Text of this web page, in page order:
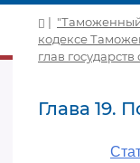
| "Таможенный
кодексе
глав государств
Глава 19.